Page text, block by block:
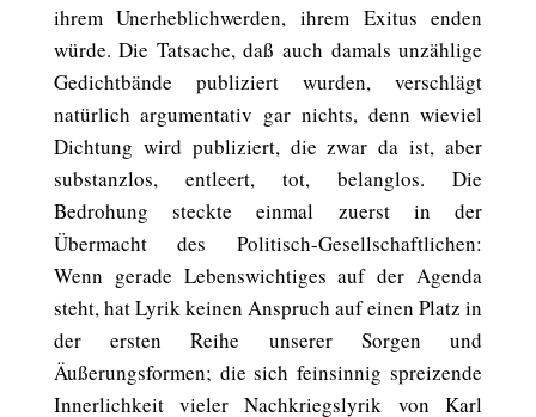
ihrem Unerheblichwerden, ihrem Exitus enden
würde. Die Tatsache, daß auch damals unzählige
Gedichtbände publiziert wurden, verschlägt
natürlich argumentativ gar nichts, denn wieviel
Dichtung wird publiziert, die zwar da ist, aber
substanzlos, entleert, tot, belanglos. Die
Bedrohung steckte einmal zuerst in der
Übermacht des Politisch-Gesellschaftlichen:
Wenn gerade Lebenswichtiges auf der Agenda
steht, hat Lyrik keinen Anspruch auf einen Platz in
der ersten Reihe unserer Sorgen und
Äußerungsformen; die sich feinsinnig spreizende
Innerlichkeit vieler Nachkriegslyrik von Karl